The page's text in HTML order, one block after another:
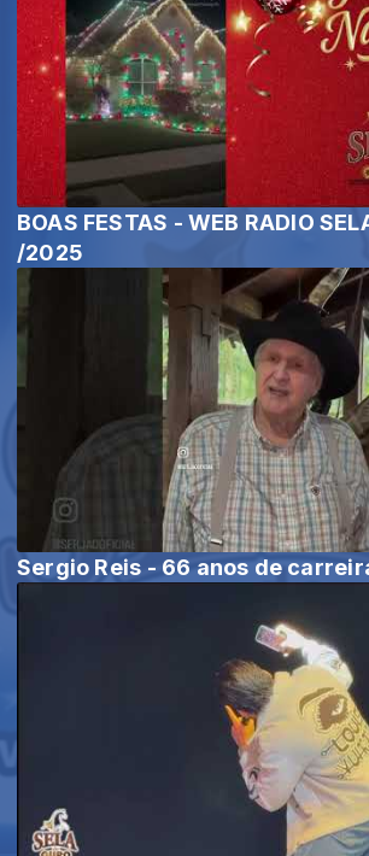
BOAS FESTAS - WEB RADIO
/2025
Sergio Reis - 66 anos de